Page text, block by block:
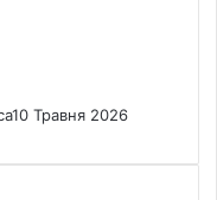
10 Травня 2026